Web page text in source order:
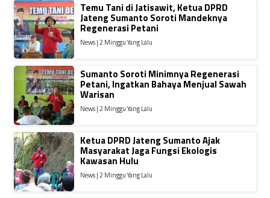
Temu Tani di Jatisawit, Ketua DPRD
Jateng Sumanto Soroti Mandeknya
Regenerasi Petani
News | 2 Minggu Yang Lalu
Sumanto Soroti Minimnya Regenerasi
Petani, Ingatkan Bahaya Menjual Sawah
Warisan
News | 2 Minggu Yang Lalu
Ketua DPRD Jateng Sumanto Ajak
Masyarakat Jaga Fungsi Ekologis
Kawasan Hulu
News | 2 Minggu Yang Lalu